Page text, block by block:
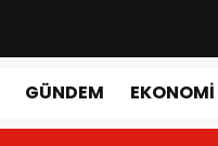
GÜNDEM EKONOMI